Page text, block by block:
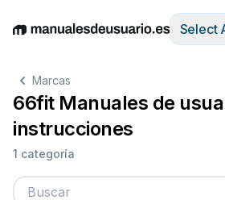
EnglishDeutschEspañolItaliano
Select
Marcas
66fit Manuales de
instrucciones
1 categoría